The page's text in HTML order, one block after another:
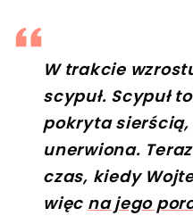
W trakcie
scypuł. Scypuł
pokryta
unerwiona.
czas, kiedy
więc na jego